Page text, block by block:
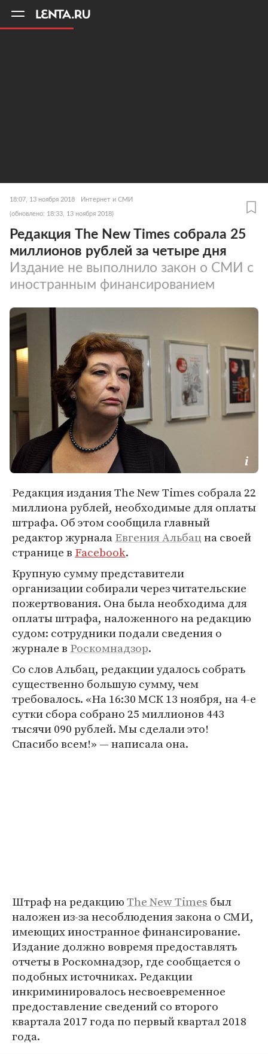
18:07, 13 ноября 2018 Интернет и СМИ
(обновлено: 18:33, 13 ноября 2018)
Редакция The New Times собрала 25
миллионов рублей за четыре дня
Издание не выполнило закон о СМИ с
иностранным финансированием
Редакция издания The New Times собрала 22
миллиона рублей, необходимые для оплаты
штрафа. Об этом сообщила главный
редактор журналаЕвгения Альбацна своей
странице в Facebook.
Крупную сумму представители
организации собирали через читательские
пожертвования. Она была необходима для
оплаты штрафа, наложенного на редакцию
судом: сотрудники подали сведения о
журнале в Роскомнадзор.
Со слов Альбац, редакции удалось собрать
существенно большую сумму, чем
требовалось. «На 16:30 МСК 13 ноября, на 4-е
сутки сбора собрано 25 миллионов 443
тысячи 090 рублей. Мы сделали это!
Спасибо всем!» — написала она.
Штраф на редакциюThe New Times был
наложен из-за несоблюдения закона о СМИ,
имеющих иностранное финансирование.
Издание должно вовремя предоставлять
отчеты в Роскомнадзор, где сообщается о
подобных источниках. Редакции
инкриминировалось несвоевременное
предоставление сведений со второго
квартала 2017 года по первый квартал 2018
года.